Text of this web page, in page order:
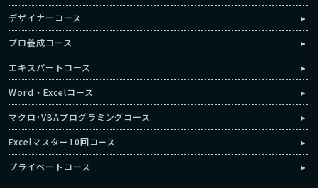
デザイナーコース
プロ養成コース
エキスパートコース
Word・Excelコース
マクロ･VBAプログラミングコース
Excelマスター10回コース
プライベートコース